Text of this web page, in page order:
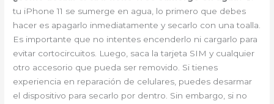
tu iPhone 11 se sumerge en agua, lo primero que debes
hacer es apagarlo inmediatamente y secarlo con una toalla.
Es importante que no intentes encenderlo ni cargarlo para
evitar cortocircuitos. Luego, saca la tarjeta SIM y cualquier
otro accesorio que pueda ser removido. Si tienes
experiencia en reparación de celulares, puedes desarmar
el dispositivo para secarlo por dentro. Sin embargo, si no